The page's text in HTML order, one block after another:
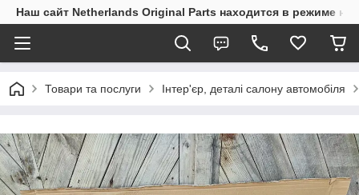
Наш сайт Netherlands Original Parts находится в режиме
Товари та послуги Інтер'єр, деталі салону автомобіля